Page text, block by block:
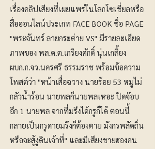
เรื่องคลิปเสียงที่เผยแพร่ในโลกโซเชี่ยลหรือ
สื่อออนไลน์ประเกท FACE BOOK ชื่อ PAGE
"พระจันทร์ ลายกระต่าย VS" มีรายละเอียด
ภาพของ พล.ด.ต.เกรียงศักดิ์ นุ่นเกลี้ยง
ผบก.ก.จว.นครศรี ธรรมราช พร้อมข้อความ
โพสต์ว่า "หน้าเสื่อฉวาง นายร้อย 53 หมูไม่
กลัวน้ำร้อน นายพลก็นายพลเหอะ ปิดจ๊อบ
อีก 1 นายพล จากที่มรึงได้กรูก็ได้ ตอนนี้
กลายเป็นกรูดายมรึงก็ต้องตาย มังกรพลัดถิ่น
หรือจะสู้งูดินเจ้าที่" และมีเสียงชายฮองคน